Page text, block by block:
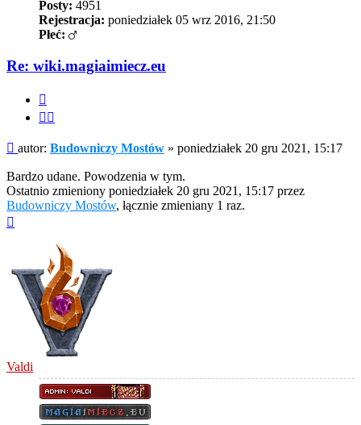
Posty: 4951
Rejestracja: poniedziałek 05 wrz 2016, 21:50
Płeć:
Re: wiki.magiaimiecz.eu
Post
autor: Budowniczy Mostów » poniedziałek 20 gru 2021, 15:17
Bardzo udane. Powodzenia w tym.
Ostatnio zmieniony poniedziałek 20 gru 2021, 15:17 przez
Budowniczy Mostów, łącznie zmieniany 1 raz.
Valdi